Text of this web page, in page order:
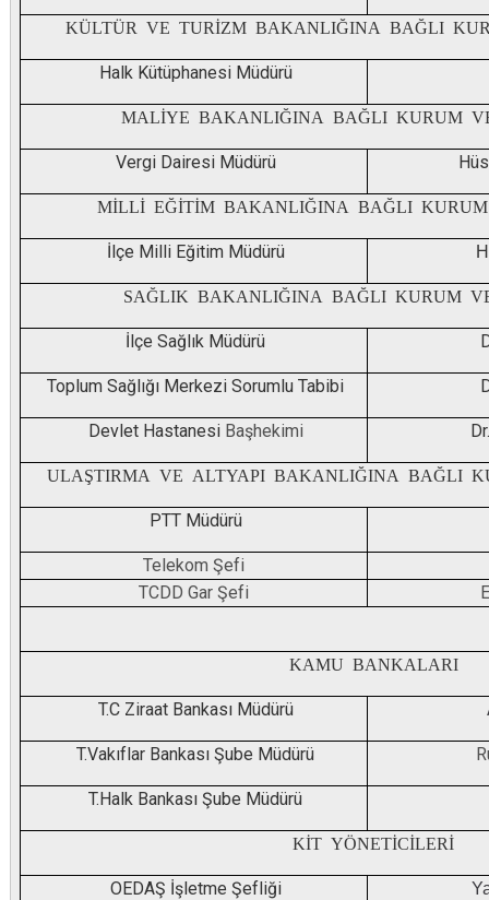
KÜLTÜR VE TURİZM BAKANLIĞINA BAĞLI
Halk Kütüphanesi Müdürü
MALİYE BAKANLIĞINA BAĞLI KURUM
Vergi Dairesi Müdürü
MİLLİ EĞİTİM BAKANLIĞINA BAĞLI
İlçe Milli Eğitim Müdürü
SAĞLIK BAKANLIĞINA BAĞLI KURUM
İlçe Sağlık Müdürü
Toplum Sağlığı Merkezi Sorumlu Tabibi
Devlet Hastanesi Başhekimi
ULAŞTIRMA VE ALTYAPI BAKANLIĞINA BAĞLI
PTT Müdürü
Telekom Şefi
TCDD Gar Şefi
KAMU BANKALARI
T.C Ziraat Bankası Müdürü
T.Vakıflar Bankası Şube Müdürü
T.Halk Bankası Şube Müdürü
KİT YÖNETİCİLERİ
OEDAŞ İşletme Şefliği